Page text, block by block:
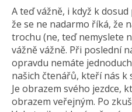
A teď vážně, i když k
že se ne nadarmo říká, že
trochu (ne, teď nemyslete
vážně vážně. Při poslední
opravdu nemáte
našich čtenářů, kteří nás k
Je obrazem svého jezdce,
obrazem veřejným. Po